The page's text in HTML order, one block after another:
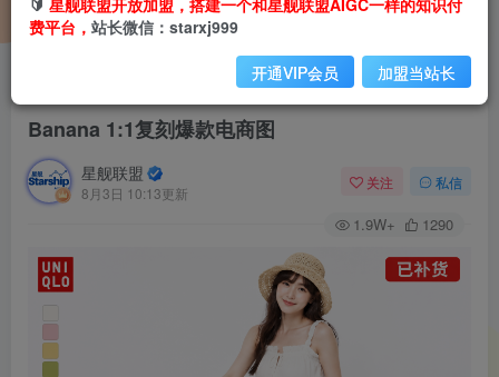
Banana 1:1复刻爆款电商图
星舰联盟
8月3日 10:13更新
关注 私信
1.9W+ 1290
🔰 星舰联盟开放加盟，搭建一个和星舰联盟AIGC一样的知识付
费平台， 站长微信：starxj999
开通VIP会员 加盟当站长